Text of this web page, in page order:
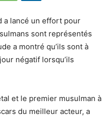
a lancé un effort pour
sont représentés
a montré qu’ils sont à
négatif lorsqu’ils
et le premier musulman à
du meilleur acteur, a